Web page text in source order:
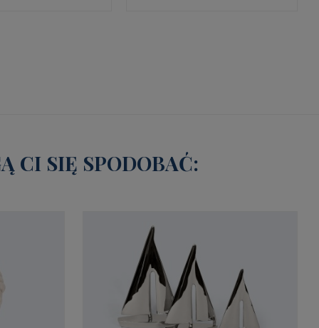
CI SIĘ SPODOBAĆ: